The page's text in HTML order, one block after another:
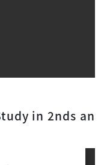
in 2nds an